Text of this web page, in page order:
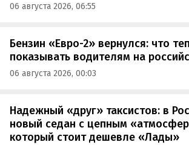
06 августа 2026, 06:55
Бензин «Евро-2» вернулся: что
показывать водителям на
06 августа 2026, 00:03
Надежный «друг» таксистов: в
новый седан с цепным
который стоит дешевле «Лады»